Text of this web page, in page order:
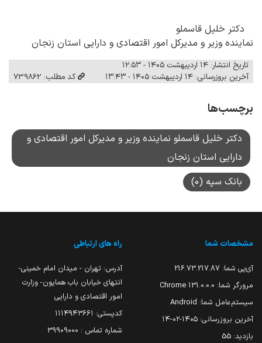
دکتر خلیل قاسملو
نماینده وزیر و مدیرکل امور اقتصادی و دارایی استان زنجان
تاریخ انتشار: ۱۴ اردیبهشت ۱۴۰۵ - ۱۲:۵۳
آخرین بروزرسانی: ۱۴ اردیبهشت ۱۴۰۵ - ۱۳:۴۳
کد مطلب: 739862
برچسب‌ها
دکتر خلیل قاسملو نماینده وزیر و مدیرکل امور اقتصادی و
دارایی استان زنجان
بانک سپه (0)
مشخصات شما
آی‌پی شما: 216.73.217.87
مرورگر شما: 131.0.0.0 Chrome
سیستم‌عامل شما: Android
آخرین بروزرسانی: ۱۴۰۵-۰۲-۱۴
بازدید: 55
راه های ارتباطی
آدرس: تهران - میدان امام خمینی-
انتهای خیابان باب همایون- وزارت
امور اقتصادی و دارایی
کدپستی: ۱۱۱۴۹۴۳۶۶۱
شماره تماس : 39909000